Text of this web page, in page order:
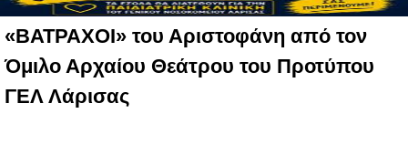
«ΒΑΤΡΑΧΟΙ» του Αριστοφάνη από τον
Όμιλο Αρχαίου Θεάτρου του Προτύπου
ΓΕΛ Λάρισας